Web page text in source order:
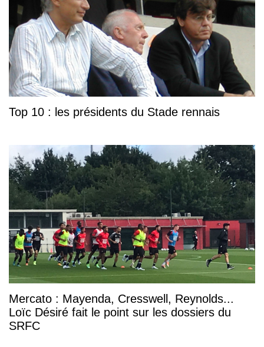
Top 10 : les présidents du Stade rennais
Mercato : Mayenda, Cresswell, Reynolds...
Loïc Désiré fait le point sur les dossiers du
SRFC